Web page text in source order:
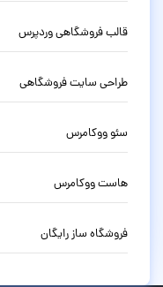
قالب فروشگاهی وردپرس
طراحی سایت فروشگاهی
سئو ووکامرس
هاست ووکامرس
فروشگاه ساز رایگان